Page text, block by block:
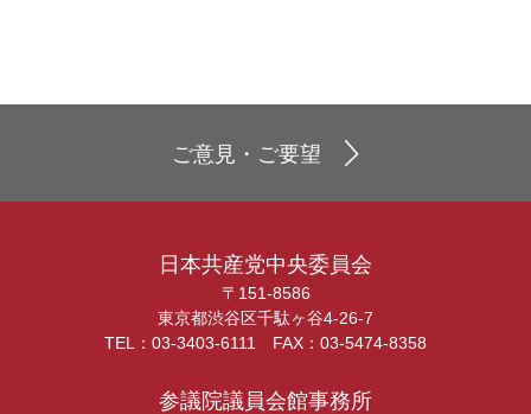
ご意見・ご要望
日本共産党中央委員会
〒151-8586
東京都渋谷区千駄ヶ谷4-26-7
TEL：03-3403-6111 FAX：03-5474-8358
参議院議員会館事務所